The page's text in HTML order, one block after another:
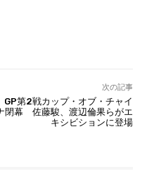
次の記事
GP第2戦カップ・オブ・チャイ
閉幕 佐藤駿、渡辺倫果らがエ
キシビションに登場